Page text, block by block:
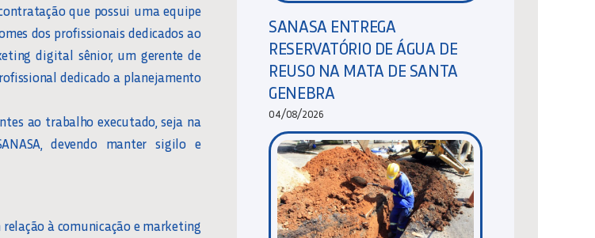
que possui uma equipe
dos profissionais dedicados ao
digital sênior, um gerente de
dedicado a planejamento
ao trabalho executado, seja na
devendo manter sigilo e
à comunicação e marketing
SANASA ENTREGA
RESERVATÓRIO DE ÁGUA DE
REUSO NA MATA DE SANTA
GENEBRA
04/08/2026